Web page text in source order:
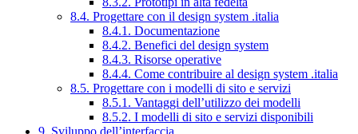
8.4. Progettare con il design system .italia
8.4.1. Documentazione
8.4.2. Benefici del design system
8.4.3. Risorse operative
8.4.4. Come contribuire al design system .italia
8.5. Progettare con i modelli di sito e servizi
8.5.1. Vantaggi dell’utilizzo dei modelli
8.5.2. I modelli di sito e servizi disponibili
9. Sviluppo dell’interfaccia